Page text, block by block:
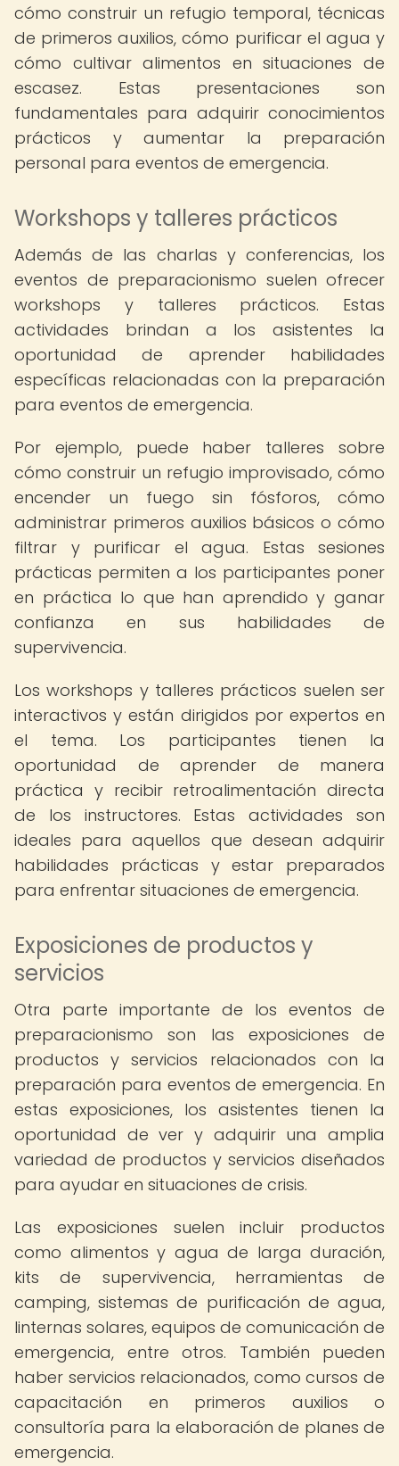
cómo construir un refugio temporal, técnicas
de primeros auxilios, cómo purificar el agua y
cómo cultivar alimentos en situaciones de
escasez. Estas presentaciones son
fundamentales para adquirir conocimientos
prácticos y aumentar la preparación
personal para eventos de emergencia.
Workshops y talleres prácticos
Además de las charlas y conferencias, los
eventos de preparacionismo suelen ofrecer
workshops y talleres prácticos. Estas
actividades brindan a los asistentes la
oportunidad de aprender habilidades
específicas relacionadas con la preparación
para eventos de emergencia.
Por ejemplo, puede haber talleres sobre
cómo construir un refugio improvisado, cómo
encender un fuego sin fósforos, cómo
administrar primeros auxilios básicos o cómo
filtrar y purificar el agua. Estas sesiones
prácticas permiten a los participantes poner
en práctica lo que han aprendido y ganar
confianza en sus habilidades de
supervivencia.
Los workshops y talleres prácticos suelen ser
interactivos y están dirigidos por expertos en
el tema. Los participantes tienen la
oportunidad de aprender de manera
práctica y recibir retroalimentación directa
de los instructores. Estas actividades son
ideales para aquellos que desean adquirir
habilidades prácticas y estar preparados
para enfrentar situaciones de emergencia.
Exposiciones de productos y
servicios
Otra parte importante de los eventos de
preparacionismo son las exposiciones de
productos y servicios relacionados con la
preparación para eventos de emergencia. En
estas exposiciones, los asistentes tienen la
oportunidad de ver y adquirir una amplia
variedad de productos y servicios diseñados
para ayudar en situaciones de crisis.
Las exposiciones suelen incluir productos
como alimentos y agua de larga duración,
kits de supervivencia, herramientas de
camping, sistemas de purificación de agua,
linternas solares, equipos de comunicación de
emergencia, entre otros. También pueden
haber servicios relacionados, como cursos de
capacitación en primeros auxilios o
consultoría para la elaboración de planes de
emergencia.